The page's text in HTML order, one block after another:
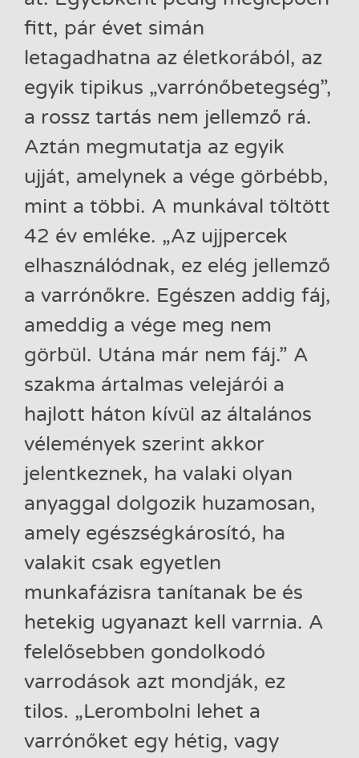
fitt, pár évet simán
letagadhatna az életkorából, az
egyik tipikus „varrónőbetegség”,
a rossz tartás nem jellemző rá.
Aztán megmutatja az egyik
ujját, amelynek a vége görbébb,
mint a többi. A munkával töltött
42 év emléke. „Az ujjpercek
elhasználódnak, ez elég jellemző
a varrónőkre. Egészen addig fáj,
ameddig a vége meg nem
görbül. Utána már nem fáj.” A
szakma ártalmas velejárói a
hajlott háton kívül az általános
vélemények szerint akkor
jelentkeznek, ha valaki olyan
anyaggal dolgozik huzamosan,
amely egészségkárosító, ha
valakit csak egyetlen
munkafázisra tanítanak be és
hetekig ugyanazt kell varrnia. A
felelősebben gondolkodó
varrodások azt mondják, ez
tilos. „Lerombolni lehet a
varrónőket egy hétig, vagy